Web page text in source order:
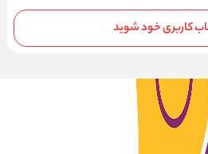
کاربری خود شوید